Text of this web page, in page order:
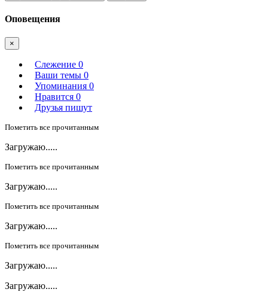
Оповещения
×
Слежение 0
Ваши темы 0
Упоминания 0
Нравится 0
Друзья пишут
Пометить все прочитанным
Загружаю.....
Пометить все прочитанным
Загружаю.....
Пометить все прочитанным
Загружаю.....
Пометить все прочитанным
Загружаю.....
Загружаю.....